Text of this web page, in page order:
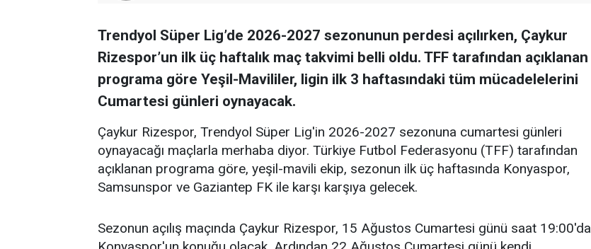
Trendyol Süper Lig’de 2026-2027 sezonunun perdesi açılırken, Çaykur
Rizespor’un ilk üç haftalık maç takvimi belli oldu. TFF tarafından açıklanan
programa göre Yeşil-Mavililer, ligin ilk 3 haftasındaki tüm mücadelelerini
Cumartesi günleri oynayacak.
Çaykur Rizespor, Trendyol Süper Lig'in 2026-2027 sezonuna cumartesi günleri
oynayacağı maçlarla merhaba diyor. Türkiye Futbol Federasyonu (TFF) tarafından
açıklanan programa göre, yeşil-mavili ekip, sezonun ilk üç haftasında Konyaspor,
Samsunspor ve Gaziantep FK ile karşı karşıya gelecek.
Sezonun açılış maçında Çaykur Rizespor, 15 Ağustos Cumartesi günü saat 19:00'da